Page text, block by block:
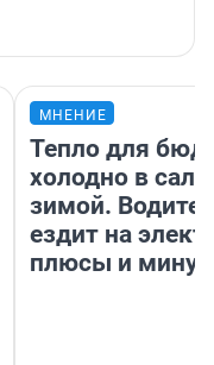
МНЕНИЕ
Тепло для
холодно в
зимой.
ездит на
плюсы и